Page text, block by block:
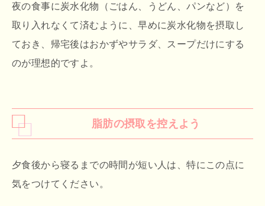
夜の食事に炭水化物（ごはん、うどん、パンなど）を
取り入れなくて済むように、早めに炭水化物を摂取し
ておき、帰宅後はおかずやサラダ、スープだけにする
のが理想的ですよ。
脂肪の摂取を控えよう
夕食後から寝るまでの時間が短い人は、特にこの点に
気をつけてください。